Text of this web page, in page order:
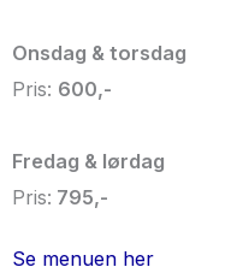
Onsdag & torsdag
Pris: 600,-
Fredag & lørdag
Pris: 795,-
Se menuen her